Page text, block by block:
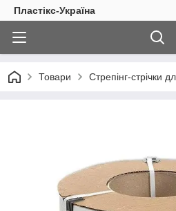
Пластікс-Україна
Товари Стрепінг-стрічки